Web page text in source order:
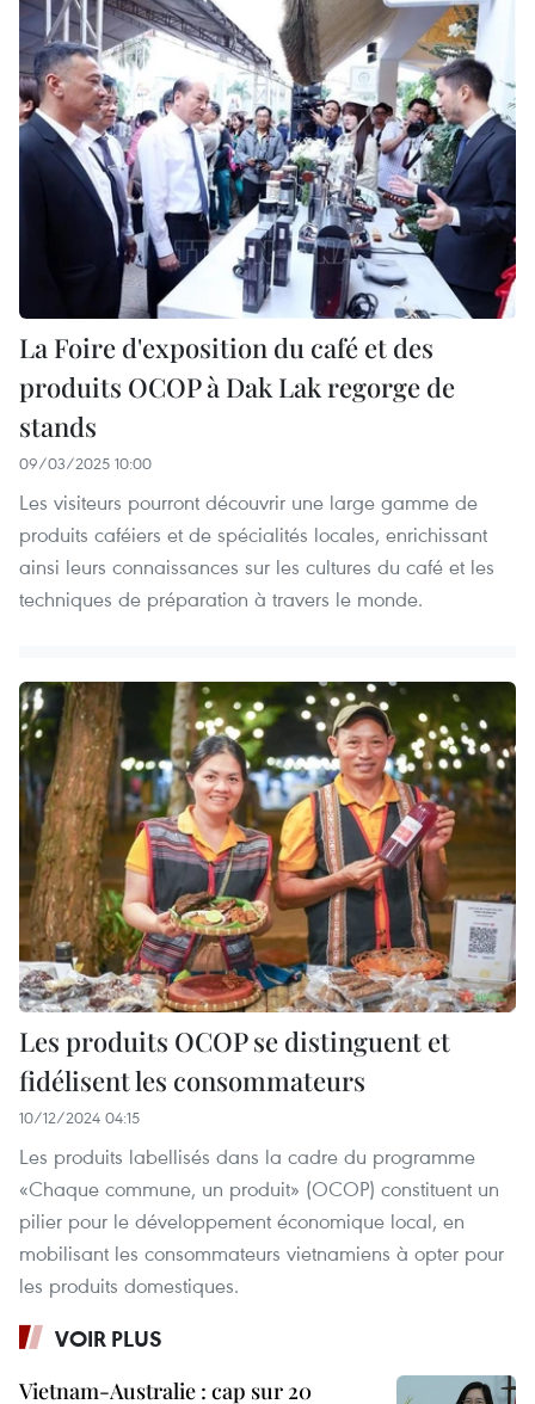
La Foire d'exposition du café et des
produits OCOP à Dak Lak regorge de
stands
09/03/2025 10:00
Les visiteurs pourront découvrir une large gamme de
produits caféiers et de spécialités locales, enrichissant
ainsi leurs connaissances sur les cultures du café et les
techniques de préparation à travers le monde.
Les produits OCOP se distinguent et
fidélisent les consommateurs
10/12/2024 04:15
Les produits labellisés dans la cadre du programme
«Chaque commune, un produit» (OCOP) constituent un
pilier pour le développement économique local, en
mobilisant les consommateurs vietnamiens à opter pour
les produits domestiques.
VOIR PLUS
Vietnam-Australie : cap sur 20